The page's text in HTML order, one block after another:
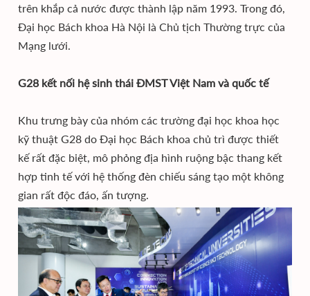
trên khắp cả nước được thành lập năm 1993. Trong đó,
Đại học Bách khoa Hà Nội là Chủ tịch Thường trực của
Mạng lưới.
G28 kết nối hệ sinh thái ĐMST Việt Nam và quốc tế
Khu trưng bày của nhóm các trường đại học khoa học
kỹ thuật G28 do Đại học Bách khoa chủ trì được thiết
kế rất đặc biệt, mô phỏng địa hình ruộng bậc thang kết
hợp tinh tế với hệ thống đèn chiếu sáng tạo một không
gian rất độc đáo, ấn tượng.